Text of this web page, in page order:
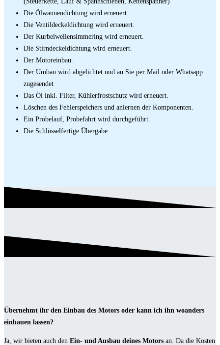
Die Ölwannendichtung wird erneuert
Die Ventildeckeldichtung wird erneuert.
Der Kurbelwellensimmering wird erneuert.
Die Stirndeckeldichtung wird erneuert.
Der Motoreinbau.
Der Umbau wird abgelichtet und an Sie per Mail oder Whatsapp
zugesendet
Das Öl inkl. Filter, Kühlerfrostschutz wird erneuert.
Löschen des Fehlerspeichers und anlernen der Komponenten.
Ein Probelauf, Probefahrt wird durchgeführt.
Die Schlüsselfertige Übergabe
Übernehmt ihr den Einbau des Motors oder kann ich ihn woanders
einbauen lassen?
Ja, wir bieten auch den Ein- und Ausbau deines Motors an. Da die Kosten